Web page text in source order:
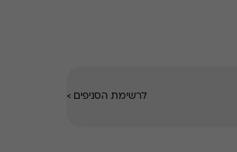
לרשימת הסניפים >